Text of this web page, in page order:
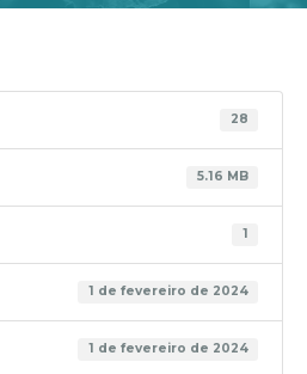
28
5.16 MB
1
1 de fevereiro de 2024
1 de fevereiro de 2024